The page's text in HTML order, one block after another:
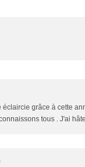
grâce à cette
tous . J'ai